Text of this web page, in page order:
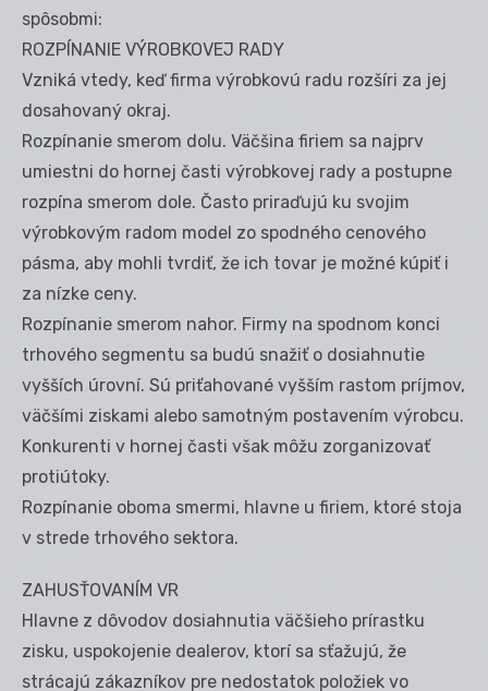
spôsobmi:
ROZPÍNANIE VÝROBKOVEJ RADY
Vzniká vtedy, keď firma výrobkovú radu rozšíri za jej
dosahovaný okraj.
Rozpínanie smerom dolu. Väčšina firiem sa najprv
umiestni do hornej časti výrobkovej rady a postupne
rozpína smerom dole. Často priraďujú ku svojim
výrobkovým radom model zo spodného cenového
pásma, aby mohli tvrdiť, že ich tovar je možné kúpiť i
za nízke ceny.
Rozpínanie smerom nahor. Firmy na spodnom konci
trhového segmentu sa budú snažiť o dosiahnutie
vyšších úrovní. Sú priťahované vyšším rastom príjmov,
väčšími ziskami alebo samotným postavením výrobcu.
Konkurenti v hornej časti však môžu zorganizovať
protiútoky.
Rozpínanie oboma smermi, hlavne u firiem, ktoré stoja
v strede trhového sektora.
ZAHUSŤOVANÍM VR
Hlavne z dôvodov dosiahnutia väčšieho prírastku
zisku, uspokojenie dealerov, ktorí sa sťažujú, že
strácajú zákazníkov pre nedostatok položiek vo